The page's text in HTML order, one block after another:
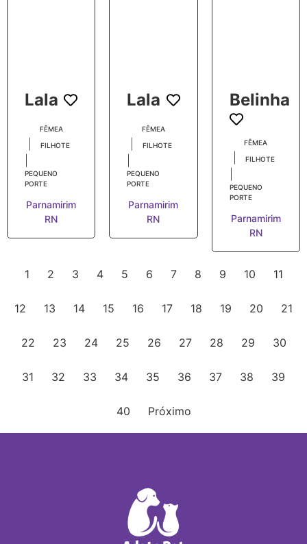
Lala
FÊMEA
FILHOTE
PEQUENO
PORTE
Parnamirim
RN
Lala
FÊMEA
FILHOTE
PEQUENO
PORTE
Parnamirim
RN
Belinha
FÊMEA
FILHOTE
PEQUENO
PORTE
Parnamirim
RN
1 2 3 4 5 6 7 8 9 10 11
12 13 14 15 16 17 18 19 20 21
22 23 24 25 26 27 28 29 30
31 32 33 34 35 36 37 38 39
40 Próximo